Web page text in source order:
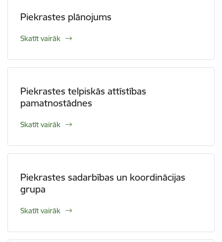
Piekrastes plānojums
Skatīt vairāk
Piekrastes telpiskās attīstības
pamatnostādnes
Skatīt vairāk
Piekrastes sadarbības un koordinācijas
grupa
Skatīt vairāk